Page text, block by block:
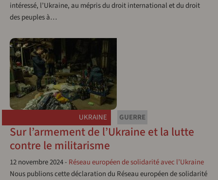
intéressé, l’Ukraine, au mépris du droit international et du droit
des peuples à…
UKRAINE GUERRE
Sur l’armement de l’Ukraine et la lutte
contre le militarisme
12 novembre 2024- Réseau européen de solidarité avec l’Ukraine
Nous publions cette déclaration du Réseau européen de solidarité